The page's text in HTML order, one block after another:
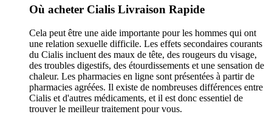
Où acheter Cialis Livraison Rapide
Cela peut être une aide importante pour les hommes qui ont
une relation sexuelle difficile. Les effets secondaires courants
du Cialis incluent des maux de tête, des rougeurs du visage,
des troubles digestifs, des étourdissements et une sensation de
chaleur. Les pharmacies en ligne sont présentées à partir de
pharmacies agréées. Il existe de nombreuses différences entre
Cialis et d'autres médicaments, et il est donc essentiel de
trouver le meilleur traitement pour vous.